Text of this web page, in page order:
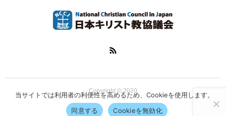
Copyright © 2020
当サイトでは利用者の利便性を高めるため、Cookieを使用します。
同意する
Cookieを無効化